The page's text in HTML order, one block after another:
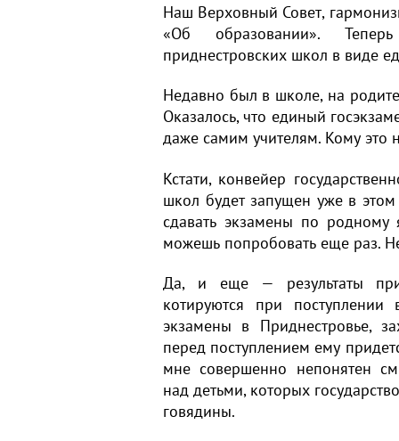
Наш Верховный Совет,
«Об образовании».
приднестровских школ в виде
Недавно был в школе, на
Оказалось, что единый
даже самим учителям. Кому это
Кстати, конвейер
школ будет запущен уже в
сдавать экзамены по
можешь попробовать еще раз.
Да, и еще — результаты
котируются при
экзамены в Приднестровье,
перед поступлением ему
мне совершенно непонятен
над детьми, которых
говядины.